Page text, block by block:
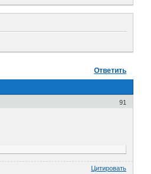
Ответить
91
Цитировать